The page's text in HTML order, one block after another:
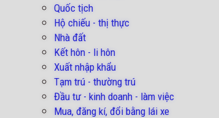
Quốc tịch
Hộ chiếu - thị thực
Nhà đất
Kết hôn - li hôn
Xuất nhập khẩu
Tạm trú - thường trú
Đầu tư - kinh doanh - làm việc
Mua, đăng kí, đổi bằng lái xe